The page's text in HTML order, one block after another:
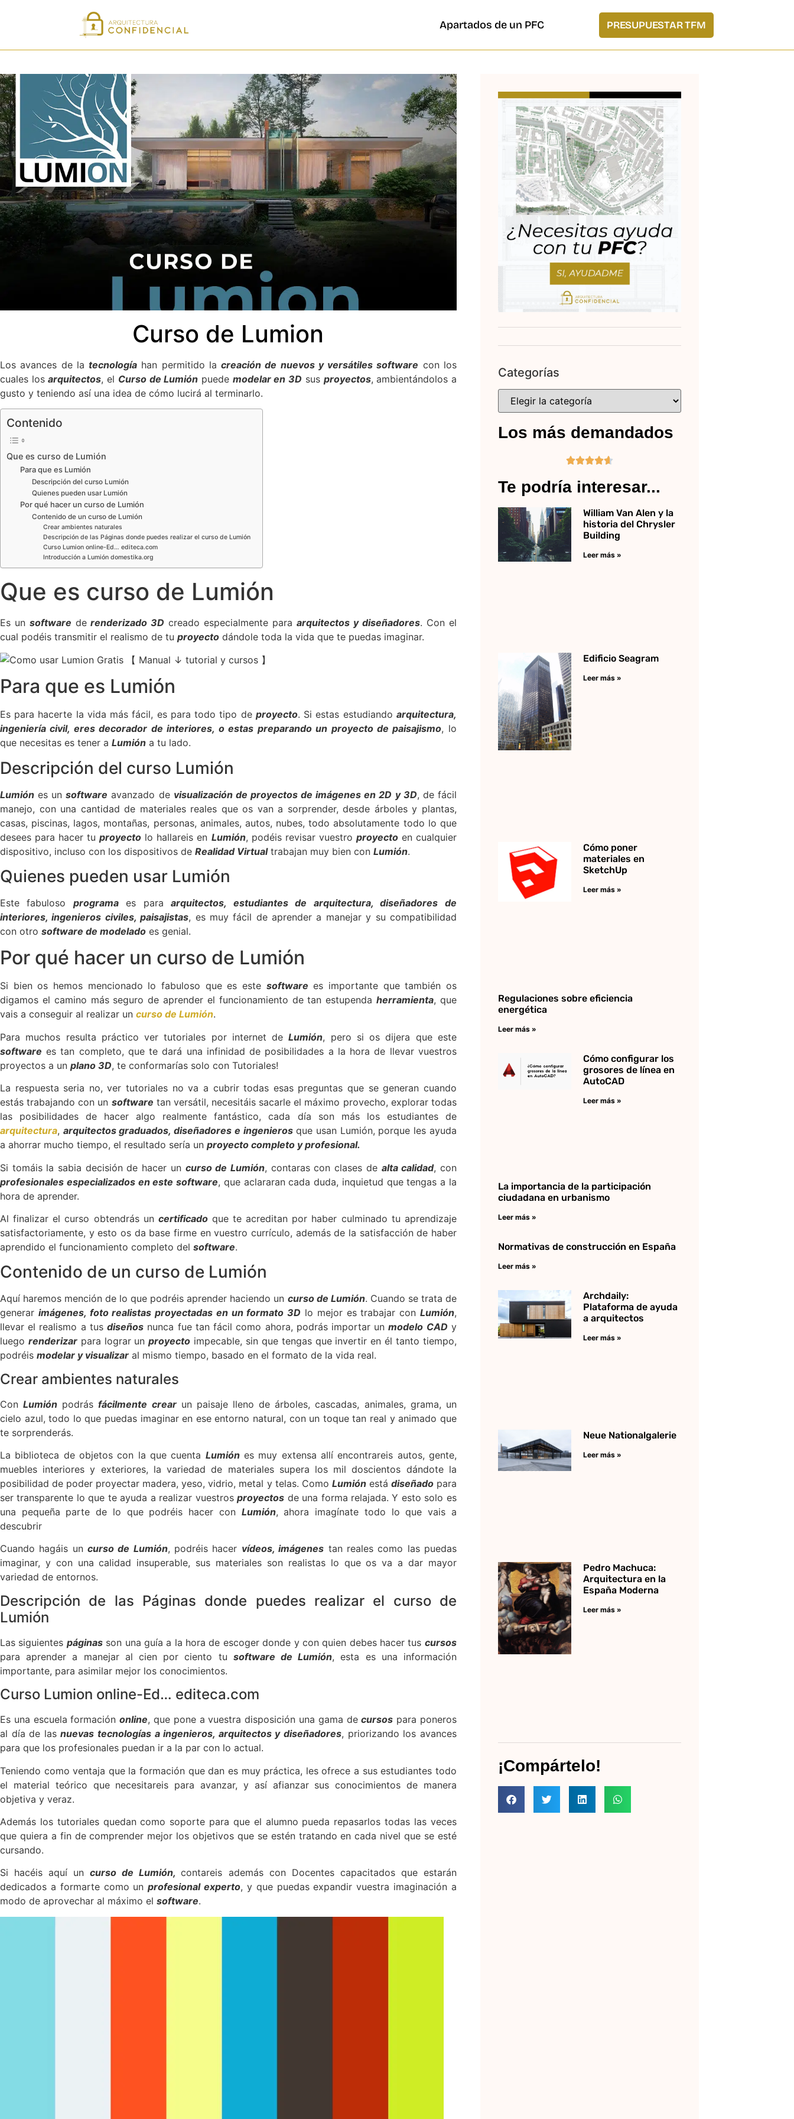
Apartados de un PFC PRESUPUESTAR TFM
Curso de Lumion
Los avances de latecnología han permitido lacreación de nuevos y versátiles software con los
cuales losarquitectos, el Curso de Lumión puede modelar en 3D sus proyectos, ambientándolos a
gusto y teniendo así una idea de cómo lucirá al terminarlo.
Contenido
Que es curso de Lumión
Para que es Lumión
Descripción del curso Lumión
Quienes pueden usar Lumión
Por qué hacer un curso de Lumión
Contenido de un curso de Lumión
Crear ambientes naturales
Descripción de las Páginas donde puedes realizar el curso de Lumión
Curso Lumion online-Ed… editeca.com
Introducción a Lumión domestika.org
Que es curso de Lumión
Es un software derenderizado 3D creado especialmente para arquitectos y diseñadores. Con el
cual podéis transmitir el realismo de tu proyecto dándole toda la vida que te puedas imaginar.
Para que es Lumión
Es para hacerte la vida más fácil, es para todo tipo de proyecto. Si estas estudiando arquitectura,
ingeniería civil, eres decorador de interiores, o estas preparando un proyecto de paisajismo, lo
que necesitas es tener a Lumión a tu lado.
Descripción del curso Lumión
Lumión es unsoftware avanzado de visualización de proyectos de imágenes en 2D y 3D, de fácil
manejo, con una cantidad de materiales reales que os van a sorprender, desde árboles y plantas,
casas, piscinas, lagos, montañas, personas, animales, autos, nubes, todo absolutamente todo lo que
desees para hacer tuproyecto lo hallareis en Lumión, podéis revisar vuestro proyectoen cualquier
dispositivo, incluso con los dispositivos de Realidad Virtualtrabajan muy bien con Lumión.
Quienes pueden usar Lumión
Este fabuloso programa es paraarquitectos, estudiantes de arquitectura, diseñadores de
interiores, ingenieros civiles, paisajistas, es muy fácil de aprender a manejar y su compatibilidad
con otro software de modelado es genial.
Por qué hacer un curso de Lumión
Si bien os hemos mencionado lo fabuloso que es este software es importante que también os
digamos el camino más seguro de aprender el funcionamiento de tan estupendaherramienta, que
vais a conseguir al realizar un curso de Lumión.
Para muchos resulta práctico ver tutoriales por internet deLumión, pero si os dijera que este
software es tan completo, que te dará una infinidad de posibilidades a la hora de llevar vuestros
proyectos a un plano 3D, te conformarías solo con Tutoriales!
La respuesta seria no, ver tutoriales no va a cubrir todas esas preguntas que se generan cuando
estás trabajando con un software tan versátil, necesitáis sacarle el máximo provecho, explorar todas
las posibilidades de hacer algo realmente fantástico, cada día son más los estudiantes de
arquitectura, arquitectos graduados, diseñadores e ingenierosque usan Lumión, porque les ayuda
a ahorrar mucho tiempo, el resultado sería un proyecto completo y profesional.
Si tomáis la sabia decisión de hacer un curso de Lumión, contaras con clases de alta calidad, con
profesionales especializados en este software, que aclararan cada duda, inquietud que tengas a la
hora de aprender.
Al finalizar el curso obtendrás un certificadoque te acreditan por haber culminado tu aprendizaje
satisfactoriamente, y esto os da base firme en vuestro currículo, además de la satisfacción de haber
aprendido el funcionamiento completo del software.
Contenido de un curso de Lumión
Aquí haremos mención de lo que podréis aprender haciendo un curso de Lumión. Cuando se trata de
generar imágenes, foto realistas proyectadas en un formato 3D lo mejor es trabajar con Lumión,
llevar el realismo a tusdiseños nunca fue tan fácil como ahora, podrás importar unmodelo CAD y
luego renderizarpara lograr unproyecto impecable, sin que tengas que invertir en él tanto tiempo,
podréis modelar y visualizar al mismo tiempo, basado en el formato de la vida real.
Crear ambientes naturales
ConLumión podrásfácilmente crearun paisaje lleno de árboles, cascadas, animales, grama, un
cielo azul, todo lo que puedas imaginar en ese entorno natural, con un toque tan real y animado que
te sorprenderás.
La biblioteca de objetos con la que cuenta Lumiónes muy extensa allí encontrareis autos, gente,
muebles interiores y exteriores, la variedad de materiales supera los mil doscientos dándote la
posibilidad de poder proyectar madera, yeso, vidrio, metal y telas. Como Lumiónestá diseñadopara
ser transparente lo que te ayuda a realizar vuestrosproyectos de una forma relajada. Y esto solo es
una pequeña parte de lo que podréis hacer con Lumión, ahora imagínate todo lo que vais a
descubrir
Cuando hagáis uncurso de Lumión, podréis hacer vídeos, imágenes tan reales como las puedas
imaginar, y con una calidad insuperable, sus materiales son realistas lo que os va a dar mayor
variedad de entornos.
Descripción de las Páginas donde puedes realizar el curso de
Lumión
Las siguientes páginasson una guía a la hora de escoger donde y con quien debes hacer tus cursos
para aprender a manejar al cien por ciento tu software de Lumión, esta es una información
importante, para asimilar mejor los conocimientos.
Curso Lumion online-Ed… editeca.com
Es una escuela formaciónonline, que pone a vuestra disposición una gama decursos para poneros
al día de lasnuevastecnologías a ingenieros, arquitectos y diseñadores, priorizando los avances
para que los profesionales puedan ir a la par con lo actual.
Teniendo como ventaja que la formación que dan es muy práctica, les ofrece a sus estudiantes todo
el material teórico que necesitareis para avanzar, y así afianzar sus conocimientos de manera
objetiva y veraz.
Además los tutoriales quedan como soporte para que el alumno pueda repasarlos todas las veces
que quiera a fin de comprender mejor los objetivos que se estén tratando en cada nivel que se esté
cursando.
Si hacéis aquí uncurso de Lumión,contareis además con Docentes capacitados que estarán
dedicados a formarte como unprofesional experto, y que puedas expandir vuestra imaginación a
modo de aprovechar al máximo el software.
Categorías
Los más demandados

Te podría interesar...
William Van Alen y la
historia del Chrysler
Building
Leer más »
Edificio Seagram
Leer más »
Cómo poner
materiales en
SketchUp
Leer más »
Regulaciones sobre eficiencia
energética
Leer más »
Cómo configurar los
grosores de línea en
AutoCAD
Leer más »
La importancia de la participación
ciudadana en urbanismo
Leer más »
Normativas de construcción en España
Leer más »
Archdaily:
Plataforma de ayuda
a arquitectos
Leer más »
Neue Nationalgalerie
Leer más »
Pedro Machuca:
Arquitectura en la
España Moderna
Leer más »
¡Compártelo!